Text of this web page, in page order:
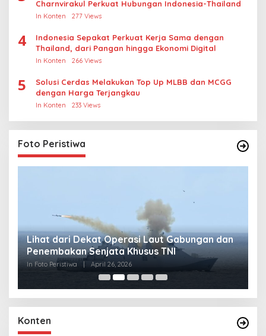
Charnvirakul Perkuat Hubungan Indonesia-Thailand
In Konten 277 Views
4
Indonesia Sepakat Perkuat Kerja Sama dengan
Thailand, dari Pangan hingga Ekonomi Digital
In Konten 266 Views
5
Solusi Cerdas Melakukan Top Up MLBB dan MCGG
dengan Harga Terjangkau
In Konten 233 Views
Foto Peristiwa
Lihat dari Dekat Operasi Laut Gabungan dan
Penembakan Senjata Khusus TNI
In Foto Peristiwa April 26, 2026
Konten